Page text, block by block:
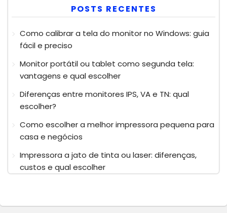
POSTS RECENTES
Como calibrar a tela do monitor no Windows: guia
fácil e preciso
Monitor portátil ou tablet como segunda tela:
vantagens e qual escolher
Diferenças entre monitores IPS, VA e TN: qual
escolher?
Como escolher a melhor impressora pequena para
casa e negócios
Impressora a jato de tinta ou laser: diferenças,
custos e qual escolher